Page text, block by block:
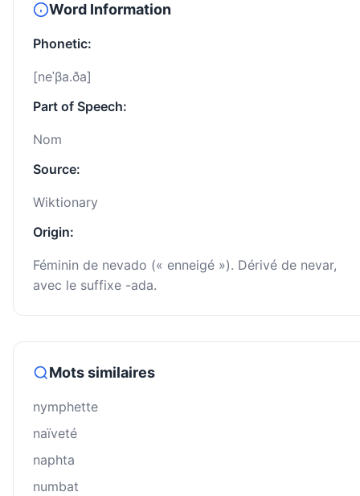
Word Information
Phonetic:
[neˈβa.ða]
Part of Speech:
Nom
Source:
Wiktionary
Origin:
Féminin de nevado (« enneigé »). Dérivé de nevar,
avec le suffixe -ada.
Mots similaires
nymphette
naïveté
naphta
numbat